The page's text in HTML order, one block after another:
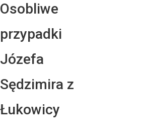
Osobliwe
przypadki
Józefa
Sędzimira z
Łukowicy